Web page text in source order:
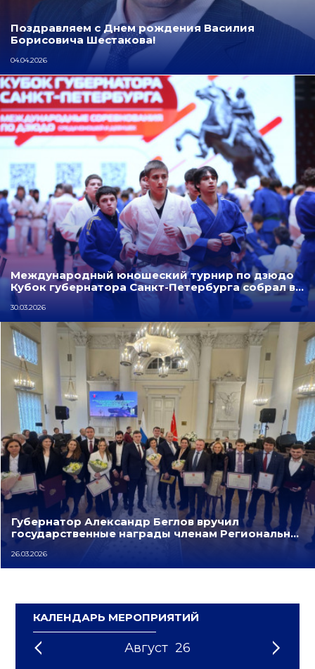
Поздравляем с Днем рождения Василия
Борисовича Шестакова!
04.04.2026
Международный юношеский турнир по дзюдо
Кубок губернатора Санкт-Петербурга собрал в…
30.03.2026
Губернатор Александр Беглов вручил
государственные награды членам Региональн…
26.03.2026
КАЛЕНДАРЬ МЕРОПРИЯТИЙ
Август 26